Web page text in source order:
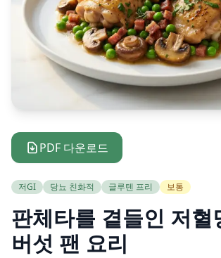
PDF 다운로드
저GI 당뇨 친화적 글루텐 프리 보통
판체타를 곁들인 저혈
버섯 팬 요리